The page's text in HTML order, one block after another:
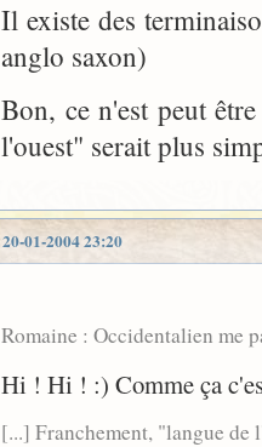
Il existe des
anglo saxon)
Bon, ce n'est peut
l'ouest" serait plus
20-01-2004 23:20
Romaine : Occidentalien me
Hi ! Hi ! :) Comme ça
[...] Franchement, "langue de